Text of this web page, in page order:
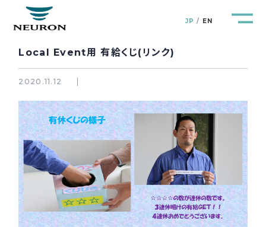
JP EN
管路防災研究所 Pipeline Resilience Lab.
企業情報
製品＆サービス Products&Service
研究開発 R&D
Local Event用 有給くじ(リンク)
2020.11.12